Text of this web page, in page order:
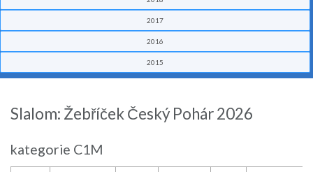
2017
2016
2015
Slalom: Žebříček Český Pohár 2026
kategorie C1M